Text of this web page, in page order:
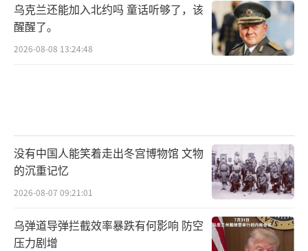
乌克兰还能加入北约吗 童话听够了，该
醒醒了。
2026-08-08 13:24:48
没有中国人能笑着走出冬宫博物馆 文物
的沉重记忆
2026-08-07 09:21:01
乌弹道导弹拦截效率暴跌有何影响 防空
压力剧增